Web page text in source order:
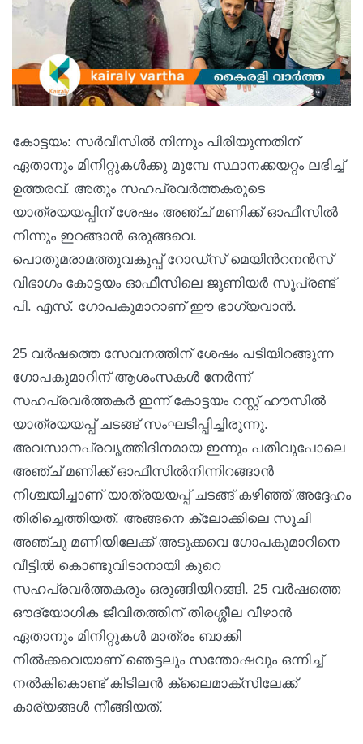
കോട്ടയം: സർവീസിൽ നിന്നും പിരിയുന്നതിന്
ഏതാനും മിനിറ്റുകൾക്കു മുമ്പേ സ്ഥാനക്കയറ്റം ലഭിച്ച്
ഉത്തരവ്. അതും സഹപ്രവർത്തകരുടെ
യാത്രയയപ്പിന് ശേഷം അഞ്ച് മണിക്ക് ഓഫീസിൽ
നിന്നും ഇറങ്ങാൻ ഒരുങ്ങവെ.
പൊതുമരാമത്തുവകുപ്പ് റോഡ്‌സ് മെയിന്‍റനൻസ്
വിഭാഗം കോട്ടയം ഓഫീസിലെ ജൂണിയർ സൂപ്രണ്ട്
പി. എസ്. ഗോപകുമാറാണ് ഈ ഭാഗ്യവാൻ.
25 വർഷത്തെ സേവനത്തിന് ശേഷം പടിയിറങ്ങുന്ന
ഗോപകുമാറിന് ആശംസകള്‍ നേര്‍ന്ന്
സഹപ്രവര്‍ത്തകര്‍ ഇന്ന് കോട്ടയം റസ്റ്റ് ഹൗസിൽ
യാത്രയയപ്പ് ചടങ്ങ് സംഘടിപ്പിച്ചിരുന്നു.
അവസാനപ്രവൃത്തിദിനമായ ഇന്നും പതിവുപോലെ
അഞ്ച് മണിക്ക് ഓഫീസില്‍നിന്നിറങ്ങാന്‍
നിശ്ചയിച്ചാണ് യാത്രയയപ്പ് ചടങ്ങ് കഴിഞ്ഞ് അദ്ദേഹം
തിരിച്ചെത്തിയത്. അങ്ങനെ ക്ലോക്കിലെ സൂചി
അഞ്ചു മണിയിലേക്ക് അടുക്കവെ ഗോപകുമാറിനെ
വീട്ടില്‍ കൊണ്ടുവിടാനായി കുറെ
സഹപ്രവര്‍ത്തകരും ഒരുങ്ങിയിറങ്ങി. 25 വർഷത്തെ
ഔദ്യോഗിക ജീവിതത്തിന് തിരശ്ശീല വീഴാൻ
ഏതാനും മിനിറ്റുകൾ മാത്രം ബാക്കി
നില്‍ക്കവെയാണ് ഞെട്ടലും സന്തോഷവും ഒന്നിച്ച്
നല്‍കികൊണ്ട് കിടിലൻ ക്ലൈമാക്സിലേക്ക്
കാര്യങ്ങള്‍ നീങ്ങിയത്.